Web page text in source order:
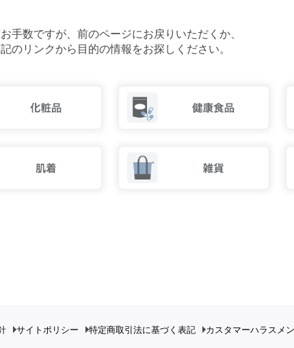
手数ですが、前のページにお戻りいただくか、
のリンクから目的の情報をお探しください。
サイトポリシー 特定商取引法に基づく表記 カスタマーハラスメ